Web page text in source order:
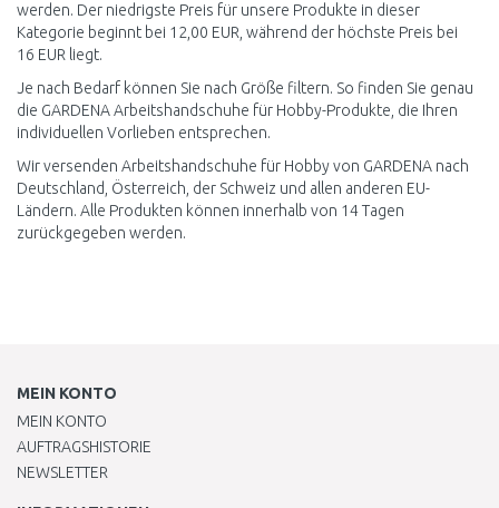
werden. Der niedrigste Preis für unsere Produkte in dieser
Kategorie beginnt bei 12,00 EUR, während der höchste Preis bei
16 EUR liegt.
Je nach Bedarf können Sie nach Größe filtern. So finden Sie genau
die GARDENA Arbeitshandschuhe für Hobby-Produkte, die Ihren
individuellen Vorlieben entsprechen.
Wir versenden Arbeitshandschuhe für Hobby von GARDENA nach
Deutschland, Österreich, der Schweiz und allen anderen EU-
Ländern. Alle Produkten können innerhalb von 14 Tagen
zurückgegeben werden.
MEIN KONTO
MEIN KONTO
AUFTRAGSHISTORIE
NEWSLETTER